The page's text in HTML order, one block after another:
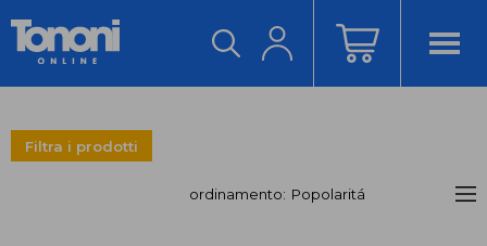
ACCEDI/REGISTRATI
Filtra i prodotti
ordinamento: